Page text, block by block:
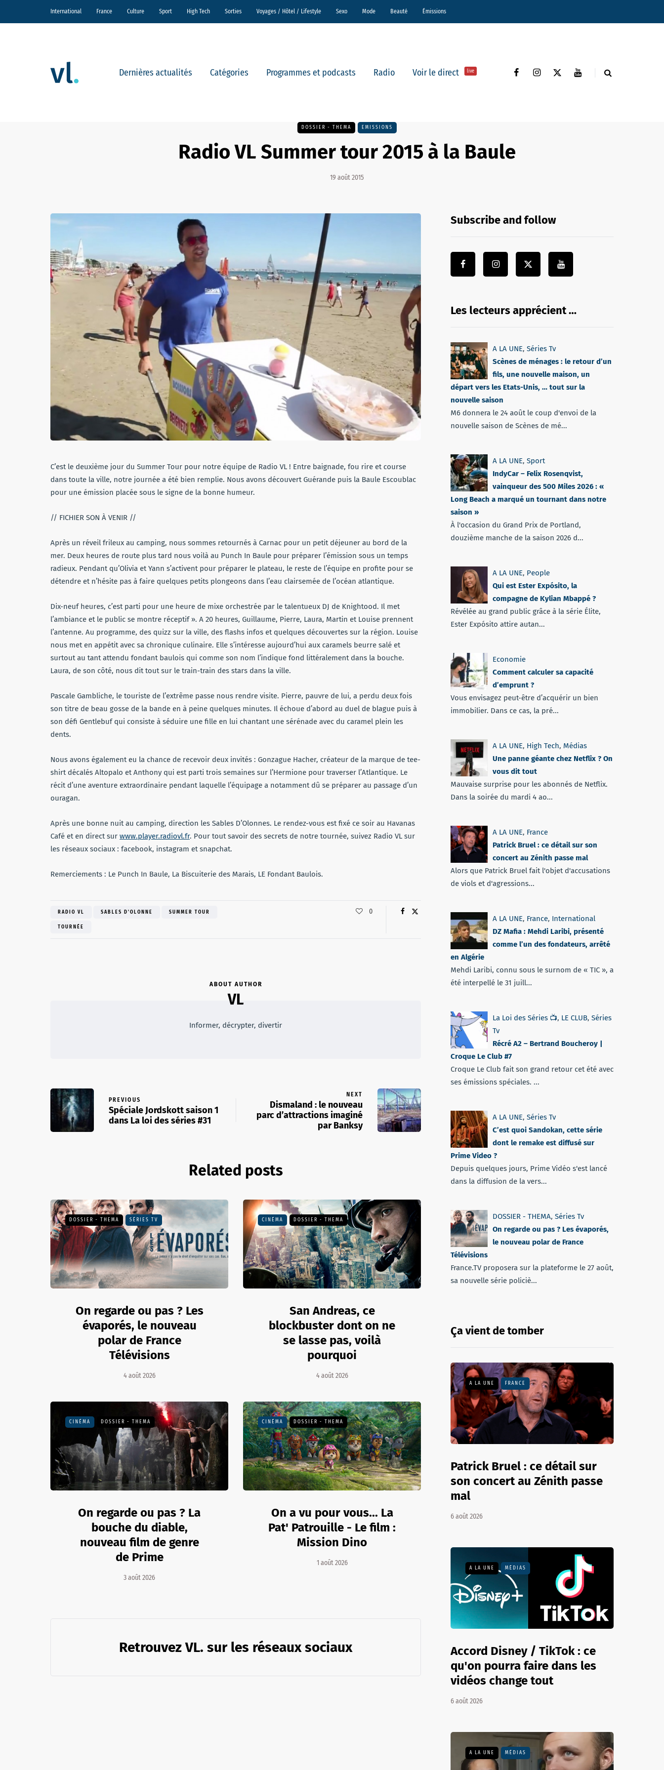
International France Culture Sport High Tech Sorties Voyages / Hôtel / Lifestyle Sexo Mode Beauté Émissions
Dernières actualités Catégories Programmes et podcasts Radio Voir le direct live
DOSSIER - THEMA EMISSIONS
Radio VL Summer tour 2015 à la Baule
19 août 2015
C’est le deuxième jour du Summer Tour pour notre équipe de Radio VL ! Entre baignade, fou rire et course
dans toute la ville, notre journée a été bien remplie. Nous avons découvert Guérande puis la Baule Escoublac
pour une émission placée sous le signe de la bonne humeur.
// FICHIER SON À VENIR //
Après un réveil frileux au camping, nous sommes retournés à Carnac pour un petit déjeuner au bord de la
mer. Deux heures de route plus tard nous voilà au Punch In Baule pour préparer l’émission sous un temps
radieux. Pendant qu’Olivia et Yann s’activent pour préparer le plateau, le reste de l’équipe en profite pour se
détendre et n’hésite pas à faire quelques petits plongeons dans l’eau clairsemée de l’océan atlantique.
Dix-neuf heures, c’est parti pour une heure de mixe orchestrée par le talentueux DJ de Knightood. Il met
l’ambiance et le public se montre réceptif ». A 20 heures, Guillaume, Pierre, Laura, Martin et Louise prennent
l’antenne. Au programme, des quizz sur la ville, des flashs infos et quelques découvertes sur la région. Louise
nous met en appétit avec sa chronique culinaire. Elle s’intéresse aujourd’hui aux caramels beurre salé et
surtout au tant attendu fondant baulois qui comme son nom l’indique fond littéralement dans la bouche.
Laura, de son côté, nous dit tout sur le train-train des stars dans la ville.
Pascale Gambliche, le touriste de l’extrême passe nous rendre visite. Pierre, pauvre de lui, a perdu deux fois
son titre de beau gosse de la bande en à peine quelques minutes. Il échoue d’abord au duel de blague puis à
son défi Gentlebuf qui consiste à séduire une fille en lui chantant une sérénade avec du caramel plein les
dents.
Nous avons également eu la chance de recevoir deux invités : Gonzague Hacher, créateur de la marque de tee-
shirt décalés Altopalo et Anthony qui est parti trois semaines sur l’Hermione pour traverser l’Atlantique. Le
récit d’une aventure extraordinaire pendant laquelle l’équipage a notamment dû se préparer au passage d’un
ouragan.
Après une bonne nuit au camping, direction les Sables D’Olonnes. Le rendez-vous est fixé ce soir au Havanas
Café et en direct sur www.player.radiovl.fr. Pour tout savoir des secrets de notre tournée, suivez Radio VL sur
les réseaux sociaux : facebook, instagram et snapchat.
Remerciements : Le Punch In Baule, La Biscuiterie des Marais, LE Fondant Baulois.
RADIO VL SABLES D'OLONNE SUMMER TOUR
TOURNÉE
0
ABOUT AUTHOR
VL
Informer, décrypter, divertir
PREVIOUS
Spéciale Jordskott saison 1
dans La loi des séries #31
NEXT
Dismaland : le nouveau
parc d’attractions imaginé
par Banksy
Related posts
DOSSIER - THEMA SÉRIES TV
On regarde ou pas ? Les
évaporés, le nouveau
polar de France
Télévisions
4 août 2026
CINÉMA DOSSIER - THEMA
San Andreas, ce
blockbuster dont on ne
se lasse pas, voilà
pourquoi
4 août 2026
CINÉMA DOSSIER - THEMA
On regarde ou pas ? La
bouche du diable,
nouveau film de genre
de Prime
3 août 2026
CINÉMA DOSSIER - THEMA
On a vu pour vous... La
Pat' Patrouille - Le film :
Mission Dino
1 août 2026
Retrouvez VL. sur les réseaux sociaux
Subscribe and follow
Les lecteurs apprécient …
A LA UNE, Séries Tv
Scènes de ménages : le retour d’un
fils, une nouvelle maison, un
départ vers les Etats-Unis, … tout sur la
nouvelle saison
M6 donnera le 24 août le coup d'envoi de la
nouvelle saison de Scènes de mé...
A LA UNE, Sport
IndyCar – Felix Rosenqvist,
vainqueur des 500 Miles 2026 : «
Long Beach a marqué un tournant dans notre
saison »
À l'occasion du Grand Prix de Portland,
douzième manche de la saison 2026 d...
A LA UNE, People
Qui est Ester Expósito, la
compagne de Kylian Mbappé ?
Révélée au grand public grâce à la série Élite,
Ester Expósito attire autan...
Economie
Comment calculer sa capacité
d’emprunt ?
Vous envisagez peut-être d’acquérir un bien
immobilier. Dans ce cas, la pré...
A LA UNE, High Tech, Médias
Une panne géante chez Netflix ? On
vous dit tout
Mauvaise surprise pour les abonnés de Netflix.
Dans la soirée du mardi 4 ao...
A LA UNE, France
Patrick Bruel : ce détail sur son
concert au Zénith passe mal
Alors que Patrick Bruel fait l'objet d'accusations
de viols et d'agressions...
A LA UNE, France, International
DZ Mafia : Mehdi Laribi, présenté
comme l’un des fondateurs, arrêté
en Algérie
Mehdi Laribi, connu sous le surnom de « TIC », a
été interpellé le 31 juill...
La Loi des Séries 📺, LE CLUB, Séries
Tv
Récré A2 – Bertrand Boucheroy |
Croque Le Club #7
Croque Le Club fait son grand retour cet été avec
ses émissions spéciales. ...
A LA UNE, Séries Tv
C’est quoi Sandokan, cette série
dont le remake est diffusé sur
Prime Video ?
Depuis quelques jours, Prime Vidéo s'est lancé
dans la diffusion de la vers...
DOSSIER - THEMA, Séries Tv
On regarde ou pas ? Les évaporés,
le nouveau polar de France
Télévisions
France.TV proposera sur la plateforme le 27 août,
sa nouvelle série policiè...
Ça vient de tomber
A LA UNE FRANCE
Patrick Bruel : ce détail sur
son concert au Zénith passe
mal
6 août 2026
A LA UNE MÉDIAS
Accord Disney / TikTok : ce
qu'on pourra faire dans les
vidéos change tout
6 août 2026
A LA UNE MÉDIAS